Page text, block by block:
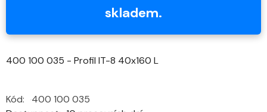
skladem.
400 100 035 - Profil IT-8 40x160 L
Kód: 400 100 035